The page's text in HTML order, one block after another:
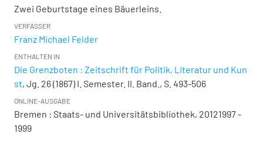
Zwei Geburtstage eines Bäuerleins.
VERFASSER
Franz Michael Felder
ENTHALTEN IN
Die Grenzboten : Zeitschrift für Politik, Literatur und Kun
st, Jg. 26 (1867) I. Semester. II. Band., S. 493-506
ONLINE-AUSGABE
Bremen : Staats- und Universitätsbibliothek, 20121997 -
1999